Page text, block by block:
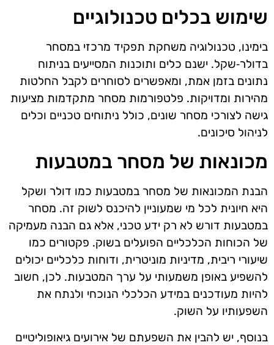
שימוש בכלים טכנולוגיים
בימינו, טכנולוגיה משחקת תפקיד מרכזי במסחר
בדולר‑שקל. ישנם כלים ותוכנות המסייעים בניתוח
נתונים בזמן אמת, ומאפשרים לסוחרים לקבל החלטות
מהירות ומדויקות. פלטפורמות מסחר מתקדמות מציעות
גישה לצורכי מסחר שונים, כולל ניתוחים טכניים וכלים
לניהול סיכונים.
מכונאות של מסחר במטבעות
הבנת המכונאות של מסחר במטבעות כמו דולר ושקל
היא חיונית לכל מי שמעוניין להיכנס לשוק זה. מסחר
במטבעות דורש לא רק ידע טכני, אלא גם הבנה מעמיקה
של הכוחות הכלכליים הפועלים בשוק. פקטורים כמו
שיעורי ריבית, מדיניות מוניטרית, ודוחות כלכליים יכולים
להשפיע באופן משמעותי על ערך המטבעות. לכן, חשוב
להיות מעודכנים במידע הכלכלי הנוכחי ולנתח את
השפעותיו על השוק.
בנוסף, יש להבין את השפעתם של אירועים גיאופוליטיים